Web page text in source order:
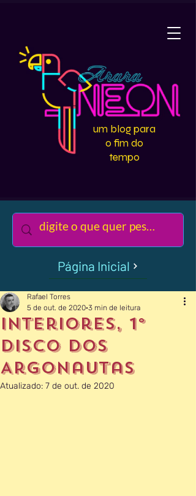
um blog para
o fim do
tempo
Página Inicial
Interiores, 1º
disco dos
Argonautas
Rafael Torres
5 de out. de 2020 3 min de leitura
Atualizado: 7 de out. de 2020